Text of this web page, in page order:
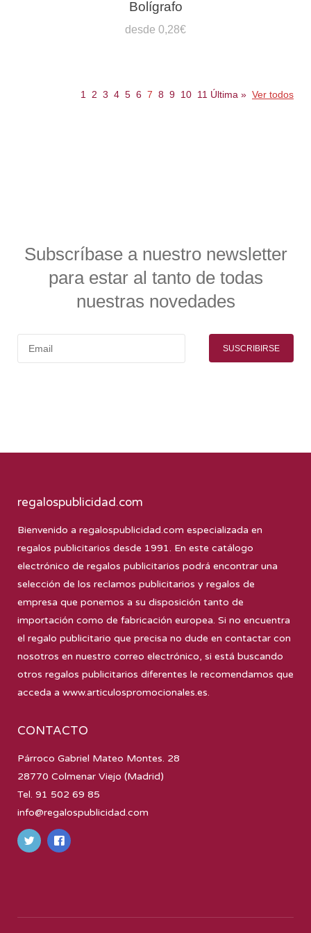
Bolígrafo
desde 0,28€
1 2 3 4 5 6 7 8 9 10 11 Última » Ver todos
Subscríbase a nuestro newsletter
para estar al tanto de todas
nuestras novedades
SUSCRIBIRSE
regalospublicidad.com
Bienvenido a regalospublicidad.com especializada en
regalos publicitarios desde 1991. En este catálogo
electrónico de regalos publicitarios podrá encontrar una
selección de los reclamos publicitarios y regalos de
empresa que ponemos a su disposición tanto de
importación como de fabricación europea. Si no encuentra
el regalo publicitario que precisa no dude en contactar con
nosotros en nuestro correo electrónico, si está buscando
otros regalos publicitarios diferentes le recomendamos que
acceda a www.articulospromocionales.es.
CONTACTO
Párroco Gabriel Mateo Montes. 28
28770 Colmenar Viejo (Madrid)
Tel. 91 502 69 85
info@regalospublicidad.com